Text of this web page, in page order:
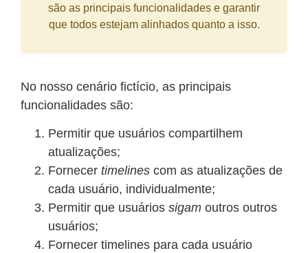
são as principais funcionalidades e garantir
que todos estejam alinhados quanto a isso.
No nosso cenário fictício, as principais
funcionalidades são:
Permitir que usuários compartilhem
atualizações;
Fornecer timelines com as atualizações de
cada usuário, individualmente;
Permitir que usuários sigam outros outros
usuários;
Fornecer timelines para cada usuário